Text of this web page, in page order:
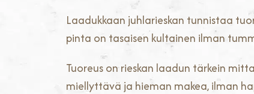
Laadukkaan juhlarieskan tunnistaa
pinta on tasaisen kultainen ilman
Tuoreus on rieskan laadun tärkein
miellyttävä ja hieman makea, ilman